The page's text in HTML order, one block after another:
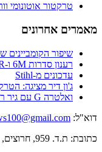
טרקטור אוטונומי
מאמרים אחרונים
שיפור הקומביינים
רענון סדרות 6M ו-6R בג'ון דיר
עדכונים מ-Stihl
ג'ון דיר מציגה:
ואלטרה G עם גיר רציף
דוא"ל:
כתובת: ת.ד. 959, חרוצים, מיקוד 60917